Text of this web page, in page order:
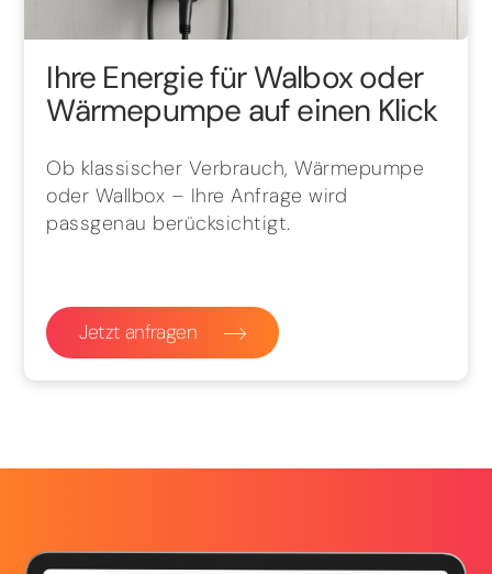
Ihre Energie für Walbox oder
Wärmepumpe auf einen Klick
Ob klassischer Verbrauch, Wärmepumpe
oder Wallbox – Ihre Anfrage wird
passgenau berücksichtigt.
Jetzt anfragen